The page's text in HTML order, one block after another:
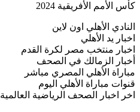
كأس الأمم الأفريقية 2024
النادي الأهلي اون لاين
اخبار يد الأهلي
اخبار منتخب مصر لكرة القدم
أخبار الزمالك في الصحف
مباراة الأهلي المصري مباشر
قنوات مباراة الأهلي اليوم
اخر اخبار الصحف الرياضية العالمية